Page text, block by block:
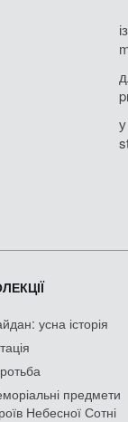
усна історія
предмети
Небесної Сотні